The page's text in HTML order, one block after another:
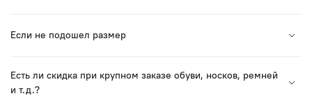
произведена в России. Мы сотрудничаем с лучшими
продукцией.
Если не подошел размер
СДЭК есть возможность примерки перед получением.
Есть ли скидка при крупном заказе обуви, носков, ремней
и т. д.?